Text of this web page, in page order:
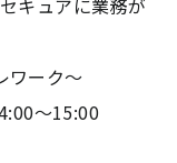
キュアに業務が
ワーク～
～15:00